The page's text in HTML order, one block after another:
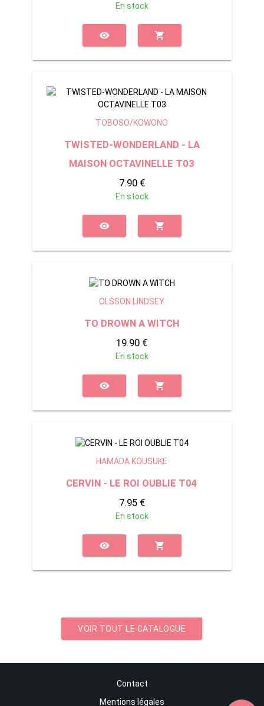
En stock
visibility shopping_cart
TOBOSO/KOWONO
TWISTED-WONDERLAND - LA
MAISON OCTAVINELLE T03
7.90 €
En stock
visibility shopping_cart
OLSSON LINDSEY
TO DROWN A WITCH
19.90 €
En stock
visibility shopping_cart
HAMADA KOUSUKE
CERVIN - LE ROI OUBLIE T04
7.95 €
En stock
visibility shopping_cart
VOIR TOUT LE CATALOGUE
Contact
Mentions légales